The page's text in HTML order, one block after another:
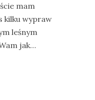
mam
kilku wypraw
leśnym
jak…